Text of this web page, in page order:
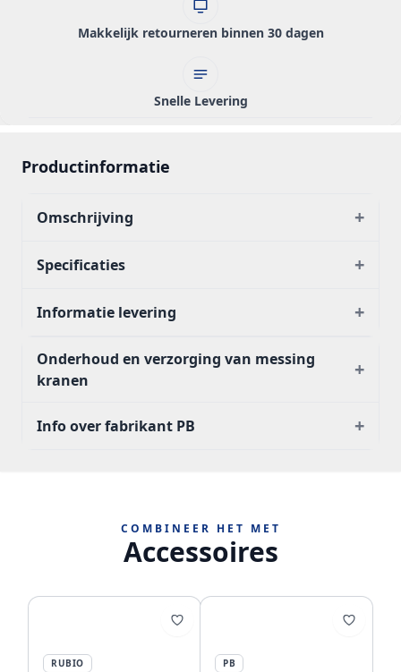
Makkelijk retourneren binnen 30 dagen
Snelle Levering
Productinformatie
Omschrijving +
Specificaties +
Informatie levering +
Onderhoud en verzorging van messing
kranen
+
Info over fabrikant PB +
COMBINEER HET MET
Accessoires
RUBIO PB